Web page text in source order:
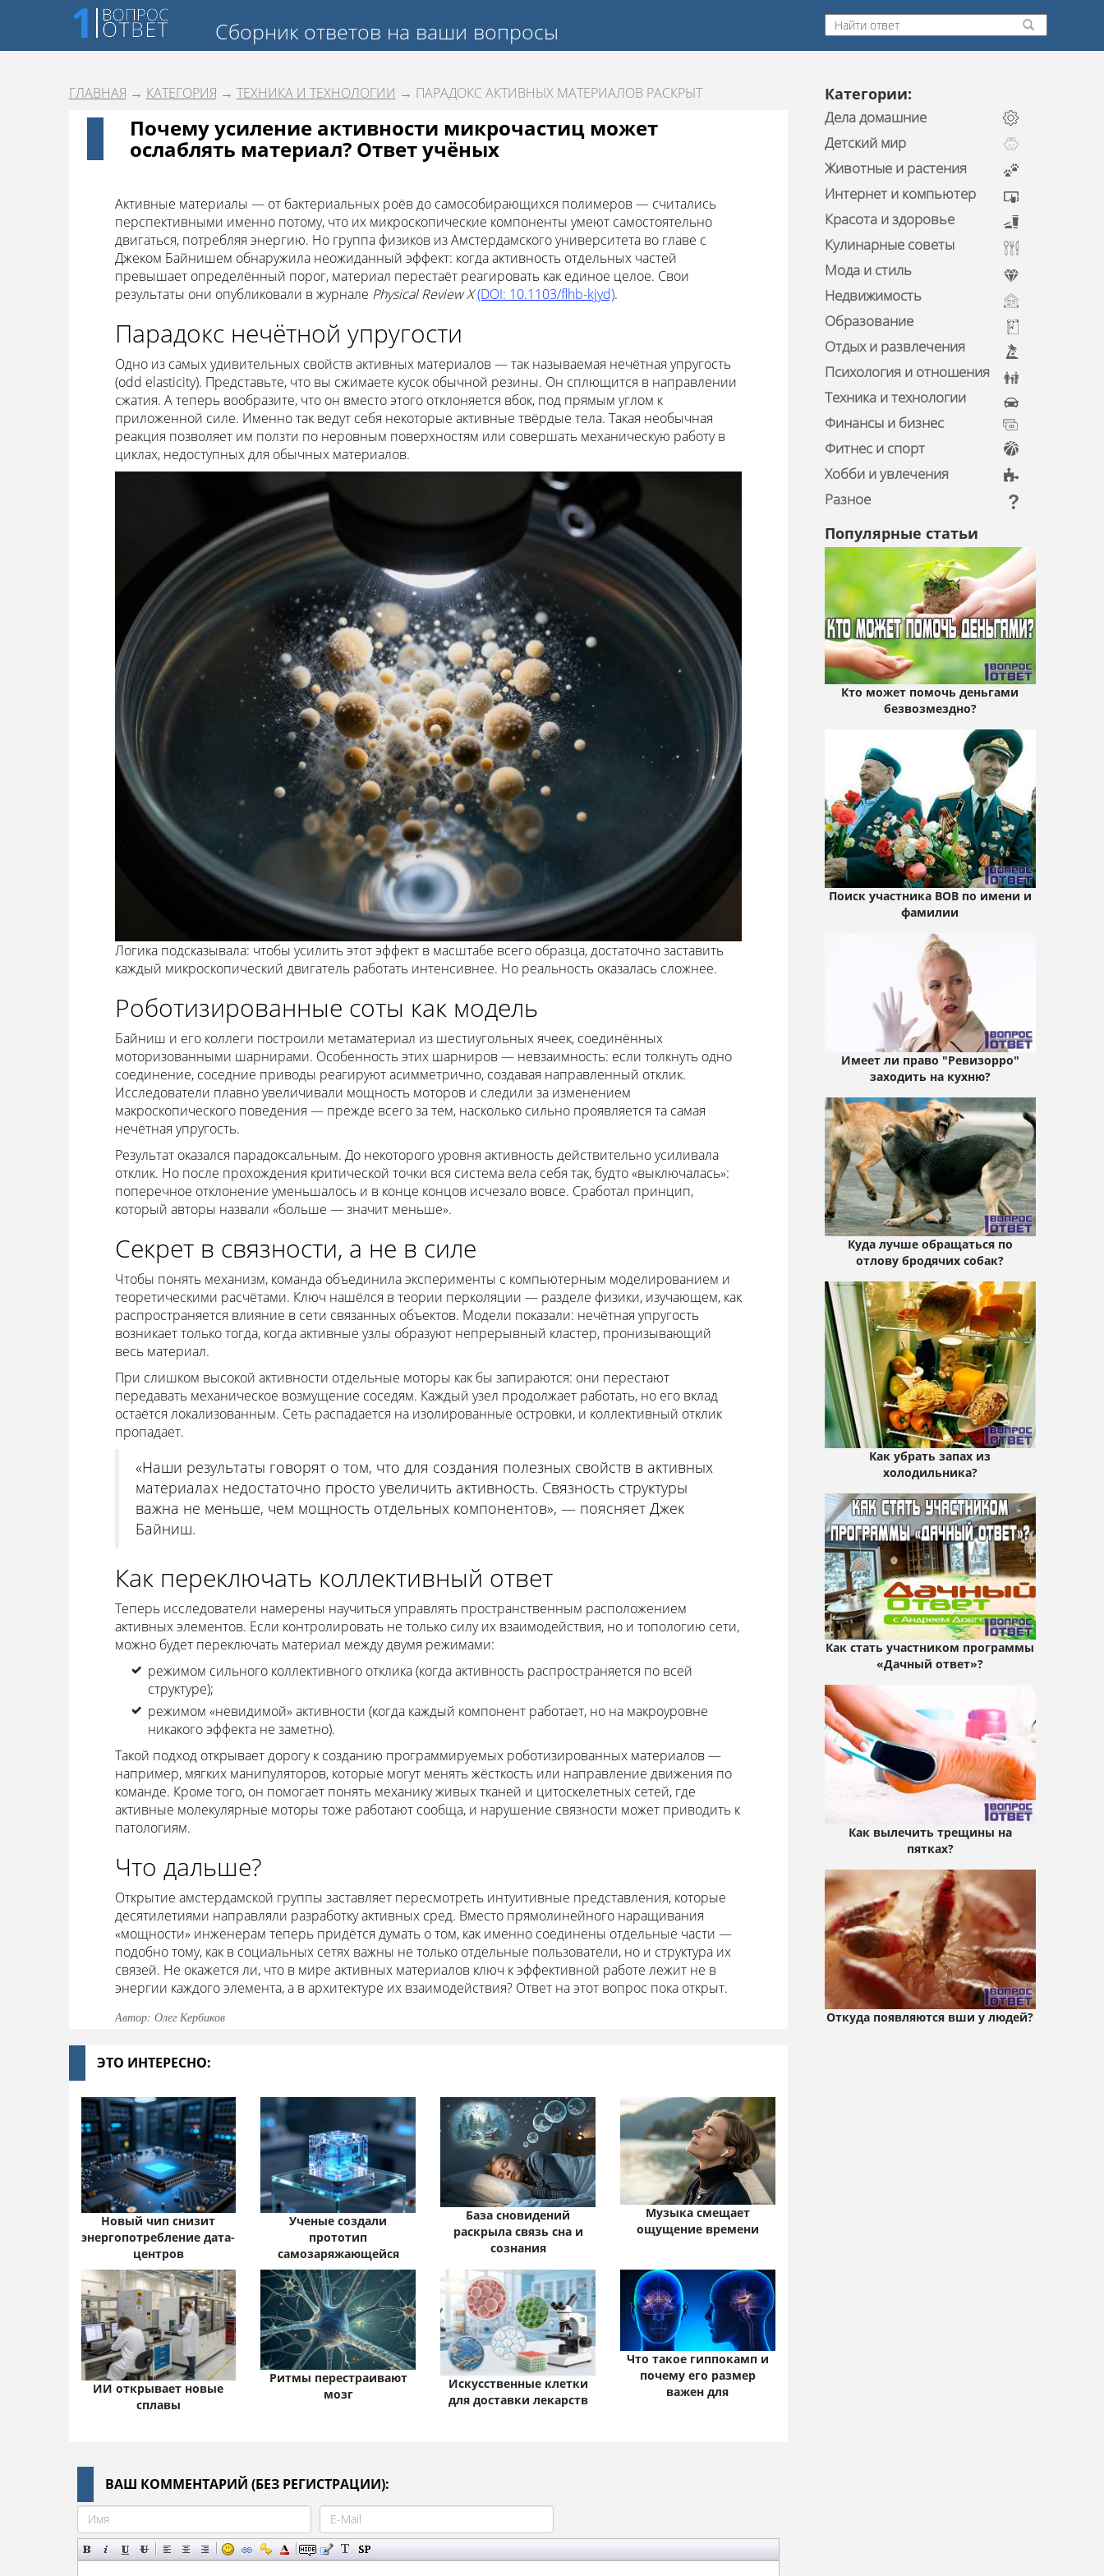
Сборник ответов на ваши вопросы
ГЛАВНАЯ → КАТЕГОРИЯ → ТЕХНИКА И ТЕХНОЛОГИИ → ПАРАДОКС АКТИВНЫХ МАТЕРИАЛОВ РАСКРЫТ
Почему усиление активности микрочастиц может
ослаблять материал? Ответ учёных
Активные материалы — от бактериальных роёв до самособирающихся полимеров — считались
перспективными именно потому, что их микроскопические компоненты умеют самостоятельно
двигаться, потребляя энергию. Но группа физиков из Амстердамского университета во главе с
Джеком Байнишем обнаружила неожиданный эффект: когда активность отдельных частей
превышает определённый порог, материал перестаёт реагировать как единое целое. Свои
результаты они опубликовали в журнале Physical Review X (DOI: 10.1103/flhb-kjyd).
Парадокс нечётной упругости
Одно из самых удивительных свойств активных материалов — так называемая нечётная упругость
(odd elasticity). Представьте, что вы сжимаете кусок обычной резины. Он сплющится в направлении
сжатия. А теперь вообразите, что он вместо этого отклоняется вбок, под прямым углом к
приложенной силе. Именно так ведут себя некоторые активные твёрдые тела. Такая необычная
реакция позволяет им ползти по неровным поверхностям или совершать механическую работу в
циклах, недоступных для обычных материалов.
Логика подсказывала: чтобы усилить этот эффект в масштабе всего образца, достаточно заставить
каждый микроскопический двигатель работать интенсивнее. Но реальность оказалась сложнее.
Роботизированные соты как модель
Байниш и его коллеги построили метаматериал из шестиугольных ячеек, соединённых
моторизованными шарнирами. Особенность этих шарниров — невзаимность: если толкнуть одно
соединение, соседние приводы реагируют асимметрично, создавая направленный отклик.
Исследователи плавно увеличивали мощность моторов и следили за изменением
макроскопического поведения — прежде всего за тем, насколько сильно проявляется та самая
нечётная упругость.
Результат оказался парадоксальным. До некоторого уровня активность действительно усиливала
отклик. Но после прохождения критической точки вся система вела себя так, будто «выключалась»:
поперечное отклонение уменьшалось и в конце концов исчезало вовсе. Сработал принцип,
который авторы назвали «больше — значит меньше».
Секрет в связности, а не в силе
Чтобы понять механизм, команда объединила эксперименты с компьютерным моделированием и
теоретическими расчётами. Ключ нашёлся в теории перколяции — разделе физики, изучающем, как
распространяется влияние в сети связанных объектов. Модели показали: нечётная упругость
возникает только тогда, когда активные узлы образуют непрерывный кластер, пронизывающий
весь материал.
При слишком высокой активности отдельные моторы как бы запираются: они перестают
передавать механическое возмущение соседям. Каждый узел продолжает работать, но его вклад
остаётся локализованным. Сеть распадается на изолированные островки, и коллективный отклик
пропадает.
«Наши результаты говорят о том, что для создания полезных свойств в активных
материалах недостаточно просто увеличить активность. Связность структуры
важна не меньше, чем мощность отдельных компонентов», — поясняет Джек
Байниш.
Как переключать коллективный ответ
Теперь исследователи намерены научиться управлять пространственным расположением
активных элементов. Если контролировать не только силу их взаимодействия, но и топологию сети,
можно будет переключать материал между двумя режимами:
режимом сильного коллективного отклика (когда активность распространяется по всей
структуре);
режимом «невидимой» активности (когда каждый компонент работает, но на макроуровне
никакого эффекта не заметно).
Такой подход открывает дорогу к созданию программируемых роботизированных материалов —
например, мягких манипуляторов, которые могут менять жёсткость или направление движения по
команде. Кроме того, он помогает понять механику живых тканей и цитоскелетных сетей, где
активные молекулярные моторы тоже работают сообща, и нарушение связности может приводить к
патологиям.
Что дальше?
Открытие амстердамской группы заставляет пересмотреть интуитивные представления, которые
десятилетиями направляли разработку активных сред. Вместо прямолинейного наращивания
«мощности» инженерам теперь придётся думать о том, как именно соединены отдельные части —
подобно тому, как в социальных сетях важны не только отдельные пользователи, но и структура их
связей. Не окажется ли, что в мире активных материалов ключ к эффективной работе лежит не в
энергии каждого элемента, а в архитектуре их взаимодействия? Ответ на этот вопрос пока открыт.
Автор: Олег Кербиков
ЭТО ИНТЕРЕСНО:
Новый чип снизит
энергопотребление дата-
центров
Ученые создали
прототип
самозаряжающейся
База сновидений
раскрыла связь сна и
сознания
Музыка смещает
ощущение времени
ИИ открывает новые
сплавы
Ритмы перестраивают
мозг
Искусственные клетки
для доставки лекарств
Что такое гиппокамп и
почему его размер
важен для
ВАШ КОММЕНТАРИЙ (БЕЗ РЕГИСТРАЦИИ):
Категории:
Дела домашние
Детский мир
Животные и растения
Интернет и компьютер
Красота и здоровье
Кулинарные советы
Мода и стиль
Недвижимость
Образование
Отдых и развлечения
Психология и отношения
Техника и технологии
Финансы и бизнес
Фитнес и спорт
Хобби и увлечения
Разное
Популярные статьи
Кто может помочь деньгами
безвозмездно?
Поиск участника ВОВ по имени и
фамилии
Имеет ли право "Ревизорро"
заходить на кухню?
Куда лучше обращаться по
отлову бродячих собак?
Как убрать запах из
холодильника?
Как стать участником программы
«Дачный ответ»?
Как вылечить трещины на
пятках?
Откуда появляются вши у людей?